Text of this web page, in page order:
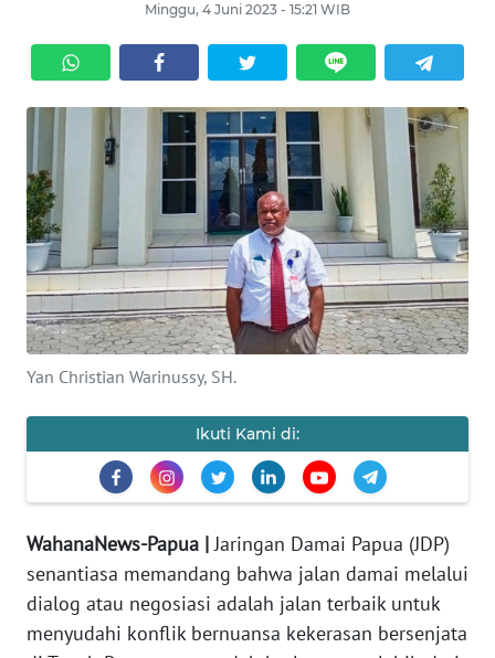
Minggu, 4 Juni 2023 - 15:21 WIB
Yan Christian Warinussy, SH.
Ikuti Kami di:
WahanaNews-Papua |Jaringan Damai Papua (JDP)
senantiasa memandang bahwa jalan damai melalui
dialog atau negosiasi adalah jalan terbaik untuk
menyudahi konflik bernuansa kekerasan bersenjata
HUKRIM
OPINI
PERISTIWA
Informasi
INDEKS
BERITA
KONTAK
TENTANG
KAMI
PEDOMAN
MEDIA